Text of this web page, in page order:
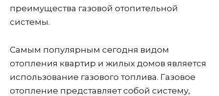
преимущества газовой отопительной
системы.
Самым популярным сегодня видом
отопления квартир и жилых домов является
использование газового топлива. Газовое
отопление представляет собой систему,